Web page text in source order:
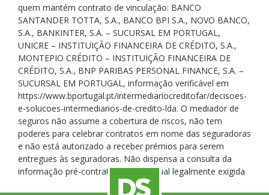
quem mantém contrato de vinculação: BANCO
SANTANDER TOTTA, S.A., BANCO BPI S.A., NOVO BANCO,
S.A., BANKINTER, S.A. – SUCURSAL EM PORTUGAL,
UNICRE – INSTITUIÇÃO FINANCEIRA DE CRÉDITO, S.A.,
MONTEPIO CRÉDITO – INSTITUIÇÃO FINANCEIRA DE
CRÉDITO, S.A., BNP PARIBAS PERSONAL FINANCE, S.A. –
SUCURSAL EM PORTUGAL, informação verificável em
https://www.bportugal.pt/intermediariocreditofar/decisoes-
e-solucoes-intermediarios-de-credito-lda. O mediador de
seguros não assume a cobertura de riscos, não tem
poderes para celebrar contratos em nome das seguradoras
e não está autorizado a receber prémios para serem
entregues às seguradoras. Não dispensa a consulta da
informação pré-contratual e contratual legalmente exigida